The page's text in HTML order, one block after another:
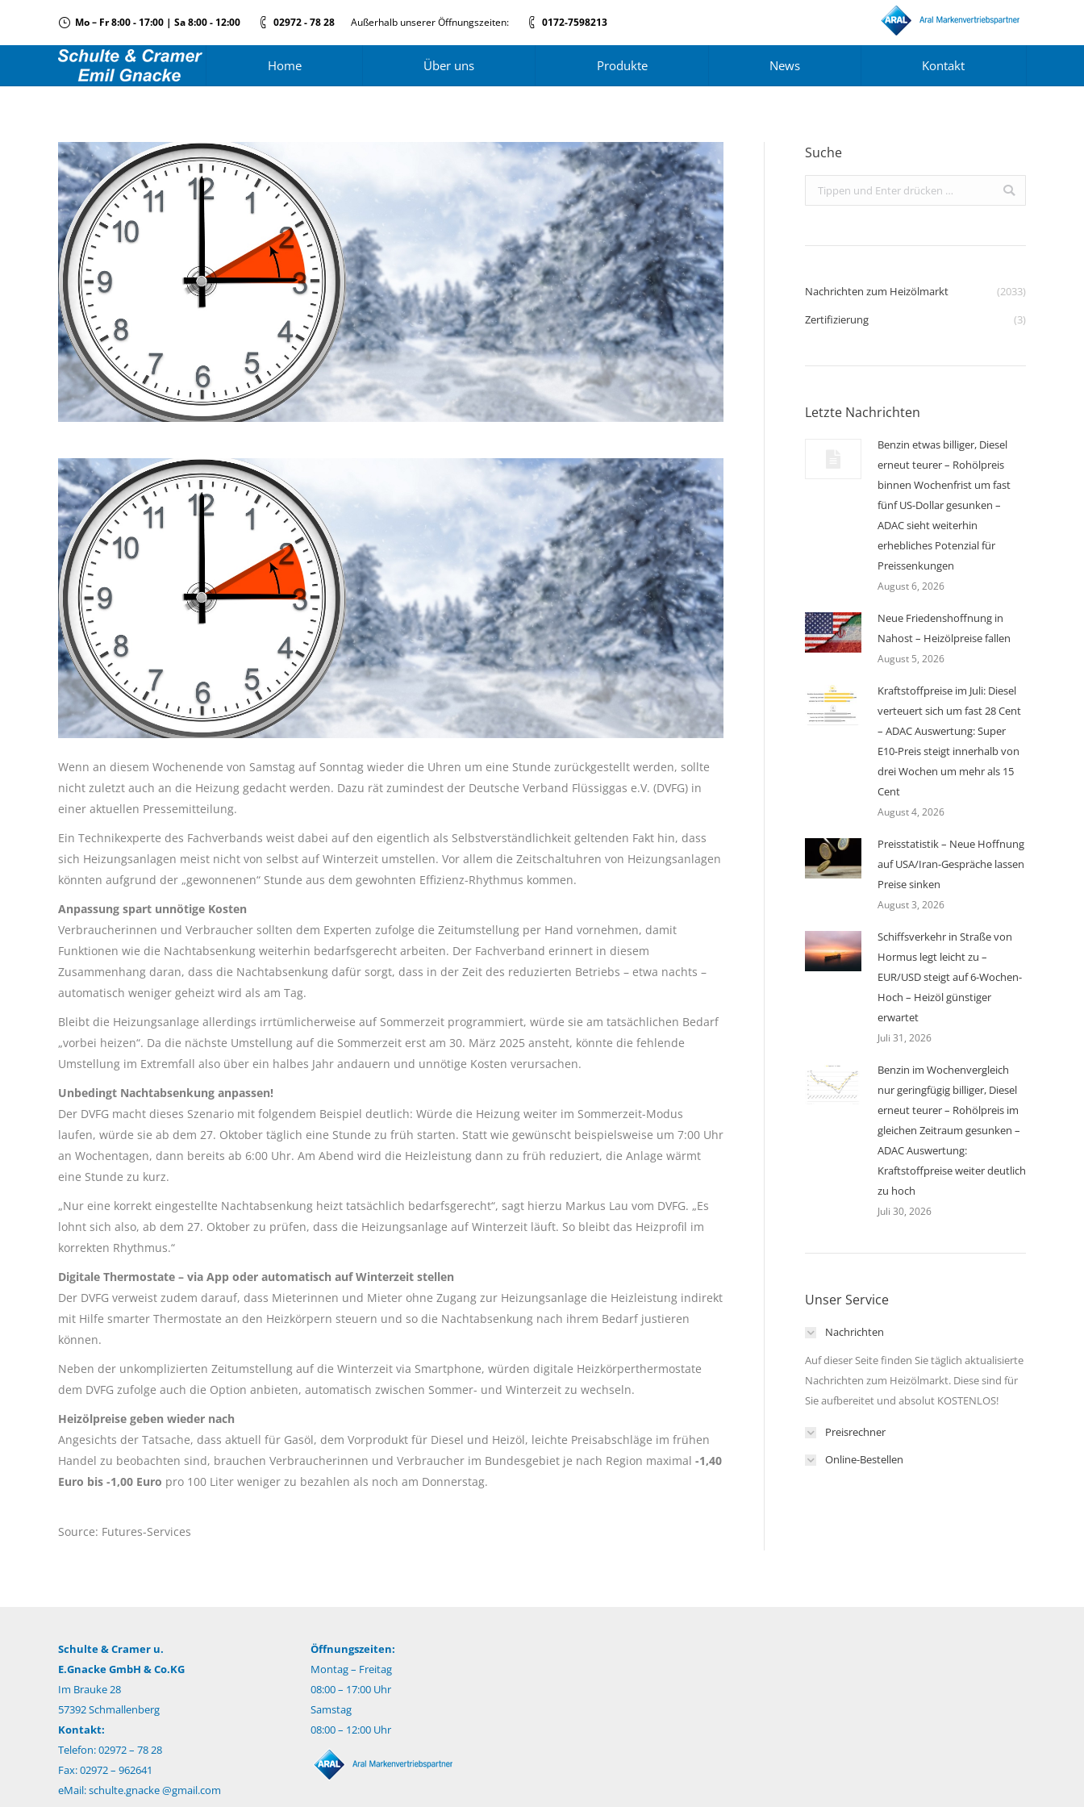
Mo – Fr 8:00 - 17:00 | Sa 8:00 - 12:00 02972 - 78 28 Außerhalb unserer Öffnungszeiten: 0172-7598213
Home Über uns Produkte News Kontakt
Wenn an diesem Wochenende von Samstag auf Sonntag wieder die Uhren um eine Stunde zurückgestellt werden, sollte
nicht zuletzt auch an die Heizung gedacht werden. Dazu rät zumindest der Deutsche Verband Flüssiggas e.V. (DVFG) in
einer aktuellen Pressemitteilung.
Ein Technikexperte des Fachverbands weist dabei auf den eigentlich als Selbstverständlichkeit geltenden Fakt hin, dass
sich Heizungsanlagen meist nicht von selbst auf Winterzeit umstellen. Vor allem die Zeitschaltuhren von Heizungsanlagen
könnten aufgrund der „gewonnenen“ Stunde aus dem gewohnten Effizienz-Rhythmus kommen.
Anpassung spart unnötige Kosten
Verbraucherinnen und Verbraucher sollten dem Experten zufolge die Zeitumstellung per Hand vornehmen, damit
Funktionen wie die Nachtabsenkung weiterhin bedarfsgerecht arbeiten. Der Fachverband erinnert in diesem
Zusammenhang daran, dass die Nachtabsenkung dafür sorgt, dass in der Zeit des reduzierten Betriebs – etwa nachts –
automatisch weniger geheizt wird als am Tag.
Bleibt die Heizungsanlage allerdings irrtümlicherweise auf Sommerzeit programmiert, würde sie am tatsächlichen Bedarf
„vorbei heizen“. Da die nächste Umstellung auf die Sommerzeit erst am 30. März 2025 ansteht, könnte die fehlende
Umstellung im Extremfall also über ein halbes Jahr andauern und unnötige Kosten verursachen.
Unbedingt Nachtabsenkung anpassen!
Der DVFG macht dieses Szenario mit folgendem Beispiel deutlich: Würde die Heizung weiter im Sommerzeit-Modus
laufen, würde sie ab dem 27. Oktober täglich eine Stunde zu früh starten. Statt wie gewünscht beispielsweise um 7:00 Uhr
an Wochentagen, dann bereits ab 6:00 Uhr. Am Abend wird die Heizleistung dann zu früh reduziert, die Anlage wärmt
eine Stunde zu kurz.
„Nur eine korrekt eingestellte Nachtabsenkung heizt tatsächlich bedarfsgerecht“, sagt hierzu Markus Lau vom DVFG. „Es
lohnt sich also, ab dem 27. Oktober zu prüfen, dass die Heizungsanlage auf Winterzeit läuft. So bleibt das Heizprofil im
korrekten Rhythmus.“
Digitale Thermostate – via App oder automatisch auf Winterzeit stellen
Der DVFG verweist zudem darauf, dass Mieterinnen und Mieter ohne Zugang zur Heizungsanlage die Heizleistung indirekt
mit Hilfe smarter Thermostate an den Heizkörpern steuern und so die Nachtabsenkung nach ihrem Bedarf justieren
können.
Neben der unkomplizierten Zeitumstellung auf die Winterzeit via Smartphone, würden digitale Heizkörperthermostate
dem DVFG zufolge auch die Option anbieten, automatisch zwischen Sommer- und Winterzeit zu wechseln.
Heizölpreise geben wieder nach
Angesichts der Tatsache, dass aktuell für Gasöl, dem Vorprodukt für Diesel und Heizöl, leichte Preisabschläge im frühen
Handel zu beobachten sind, brauchen Verbraucherinnen und Verbraucher im Bundesgebiet je nach Region maximal -1,40
Euro bis -1,00 Euro pro 100 Liter weniger zu bezahlen als noch am Donnerstag.
Source: Futures-Services
Suche
Search:
Nachrichten zum Heizölmarkt
(2033)
Zertifizierung
(3)
Letzte Nachrichten
Benzin etwas billiger, Diesel
erneut teurer – Rohölpreis
binnen Wochenfrist um fast
fünf US-Dollar gesunken –
ADAC sieht weiterhin
erhebliches Potenzial für
Preissenkungen
August 6, 2026
Neue Friedenshoffnung in
Nahost – Heizölpreise fallen
August 5, 2026
Kraftstoffpreise im Juli: Diesel
verteuert sich um fast 28 Cent
– ADAC Auswertung: Super
E10-Preis steigt innerhalb von
drei Wochen um mehr als 15
Cent
August 4, 2026
Preisstatistik – Neue Hoffnung
auf USA/Iran-Gespräche lassen
Preise sinken
August 3, 2026
Schiffsverkehr in Straße von
Hormus legt leicht zu –
EUR/USD steigt auf 6-Wochen-
Hoch – Heizöl günstiger
erwartet
Juli 31, 2026
Benzin im Wochenvergleich
nur geringfügig billiger, Diesel
erneut teurer – Rohölpreis im
gleichen Zeitraum gesunken –
ADAC Auswertung:
Kraftstoffpreise weiter deutlich
zu hoch
Juli 30, 2026
Unser Service
Nachrichten
Auf dieser Seite finden Sie täglich aktualisierte
Nachrichten zum Heizölmarkt. Diese sind für
Sie aufbereitet und absolut KOSTENLOS!
Preisrechner
Online-Bestellen
Schulte & Cramer u.
E.Gnacke GmbH & Co.KG
Im Brauke 28
57392 Schmallenberg
Kontakt:
Telefon: 02972 – 78 28
Fax: 02972 – 962641
eMail:schulte.gnacke @gmail.com
Öffnungszeiten:
Montag – Freitag
08:00 – 17:00 Uhr
Samstag
08:00 – 12:00 Uhr